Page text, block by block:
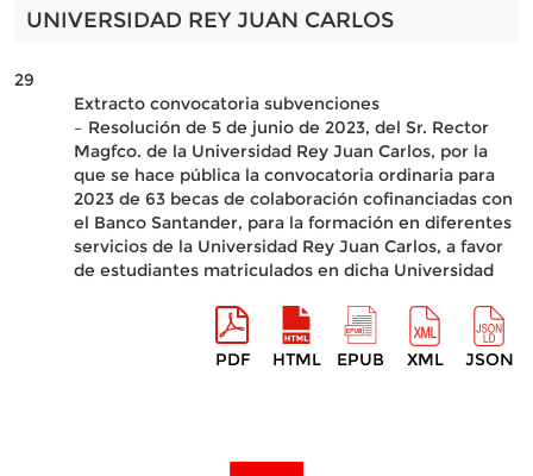
UNIVERSIDAD REY JUAN CARLOS
29
Extracto convocatoria subvenciones
– Resolución de 5 de junio de 2023, del Sr. Rector
Magfco. de la Universidad Rey Juan Carlos, por la
que se hace pública la convocatoria ordinaria para
2023 de 63 becas de colaboración cofinanciadas con
el Banco Santander, para la formación en diferentes
servicios de la Universidad Rey Juan Carlos, a favor
de estudiantes matriculados en dicha Universidad
PDF HTML EPUB XML JSON